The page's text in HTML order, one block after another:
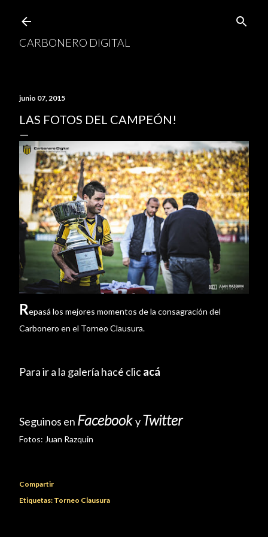
CARBONERO DIGITAL
junio 07, 2015
LAS FOTOS DEL CAMPEÓN!
Repasá los mejores momentos de la consagración del
Carbonero en el Torneo Clausura.
Para ir a la galería hacé clicacá
Seguinos en FacebookyTwitter
Fotos: Juan Razquin
Compartir
Etiquetas: Torneo Clausura